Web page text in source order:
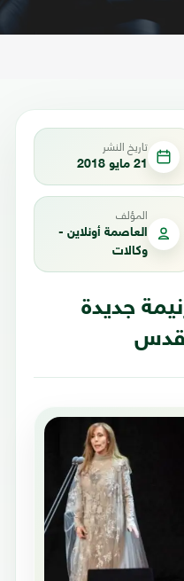
تاريخ النشر
21 مايو 2018
المؤلف
العاصمة أونلاين -
وكالات
جديدة